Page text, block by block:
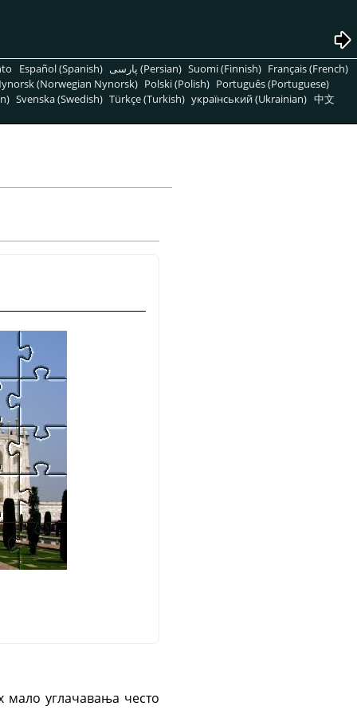
Español (Spanish) پارسی (Persian) Suomi (Finnish) Français (French)
(Norwegian Nynorsk) Polski (Polish) Português (Portuguese)
Svenska (Swedish) Türkçe (Turkish) український (Ukrainian) 中文
мало углачавања често